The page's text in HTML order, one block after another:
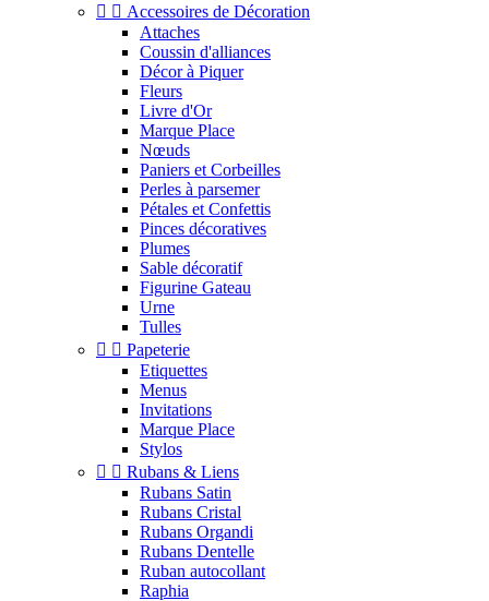
  Accessoires de Décoration
Attaches
Coussin d'alliances
Décor à Piquer
Fleurs
Livre d'Or
Marque Place
Nœuds
Paniers et Corbeilles
Perles à parsemer
Pétales et Confettis
Pinces décoratives
Plumes
Sable décoratif
Figurine Gateau
Urne
Tulles
  Papeterie
Etiquettes
Menus
Invitations
Marque Place
Stylos
  Rubans & Liens
Rubans Satin
Rubans Cristal
Rubans Organdi
Rubans Dentelle
Ruban autocollant
Raphia